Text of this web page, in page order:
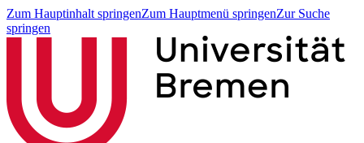
Zum Hauptinhalt springenZum Hauptmenü springenZur Suche
springen